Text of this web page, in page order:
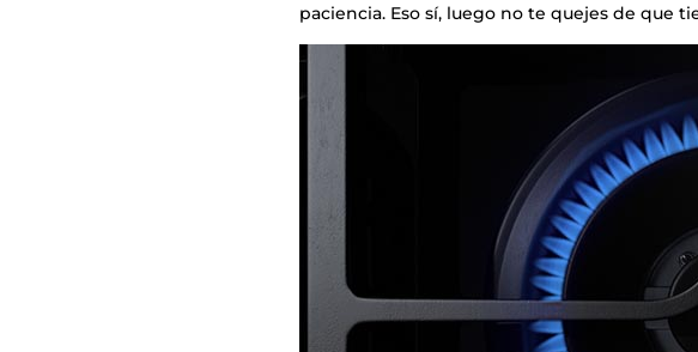
paciencia. Eso sí, luego no te quejes de que